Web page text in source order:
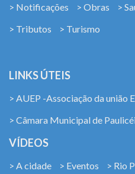
> Notificações
> Obras >
> Tributos
> Turismo
LINKS ÚTEIS
> AUEP -Associação da união
> Câmara Municipal de
VÍDEOS
> A cidade > Eventos > Rio